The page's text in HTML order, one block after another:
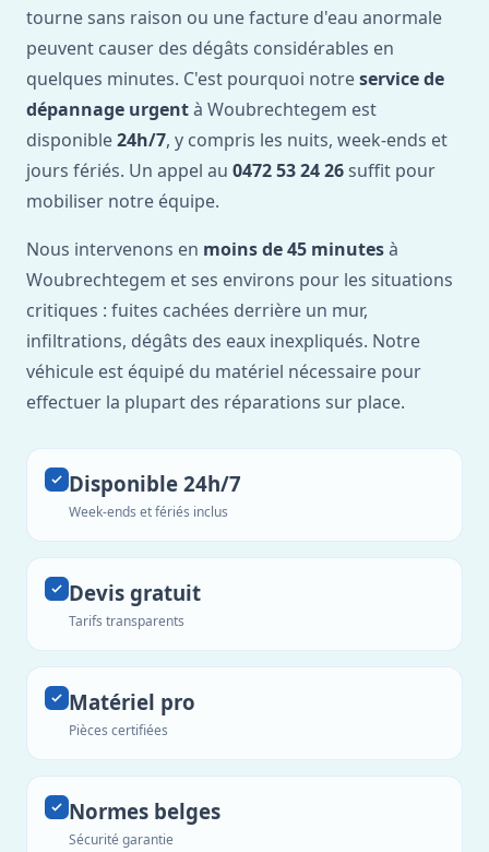
tourne sans raison ou une facture d'eau anormale
peuvent causer des dégâts considérables en
quelques minutes. C'est pourquoi notreservice de
dépannage urgentà Woubrechtegem est
disponible24h/7, y compris les nuits, week-ends et
jours fériés. Un appel au 0472 53 24 26 suffit pour
mobiliser notre équipe.
Nous intervenons en moins de 45 minutesà
Woubrechtegem et ses environs pour les situations
critiques : fuites cachées derrière un mur,
infiltrations, dégâts des eaux inexpliqués. Notre
véhicule est équipé du matériel nécessaire pour
effectuer la plupart des réparations sur place.
Disponible 24h/7
Week-ends et fériés inclus
Devis gratuit
Tarifs transparents
Matériel pro
Pièces certifiées
Normes belges
Sécurité garantie